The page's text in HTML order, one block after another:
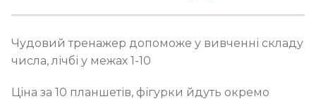
Чудовий тренажер допоможе у вивченні складу
числа, лічбі у межах 1-10
Ціна за 10 планшетів, фігурки йдуть окремо